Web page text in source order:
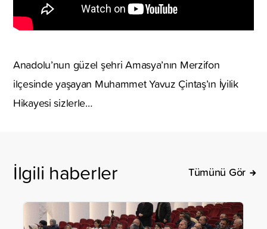
Anadolu’nun güzel şehri Amasya’nın Merzifon
ilçesinde yaşayan Muhammet Yavuz Çintaş’ın İyilik
Hikayesi sizlerle…
İlgili haberler Tümünü Gör